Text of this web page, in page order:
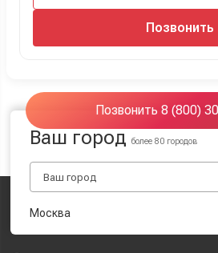
Позвонить
Позвонить 8 (800)
Ваш городболее 80 городов
Москва